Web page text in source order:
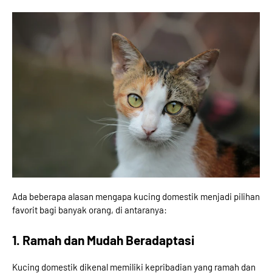
Ada beberapa alasan mengapa kucing domestik menjadi pilihan
favorit bagi banyak orang, di antaranya:
1. Ramah dan Mudah Beradaptasi
Kucing domestik dikenal memiliki kepribadian yang ramah dan